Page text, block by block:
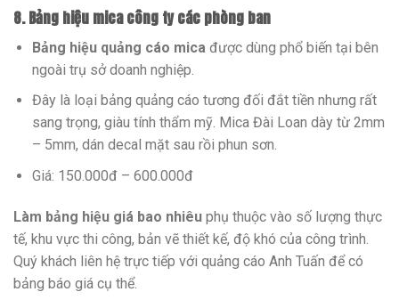
8. Bảng hiệu mica công ty các phòng ban
Bảng hiệu quảng cáo mica được dùng phổ biến tại bên
ngoài trụ sở doanh nghiệp.
Đây là loại bảng quảng cáo tương đối đắt tiền nhưng rất
sang trọng, giàu tính thẩm mỹ. Mica Đài Loan dày từ 2mm
– 5mm, dán decal mặt sau rồi phun sơn.
Giá: 150.000đ – 600.000đ
Làm bảng hiệu giá bao nhiêu phụ thuộc vào số lượng thực
tế, khu vực thi công, bản vẽ thiết kế, độ khó của công trình.
Quý khách liên hệ trực tiếp với quảng cáo Anh Tuấn để có
bảng báo giá cụ thể.